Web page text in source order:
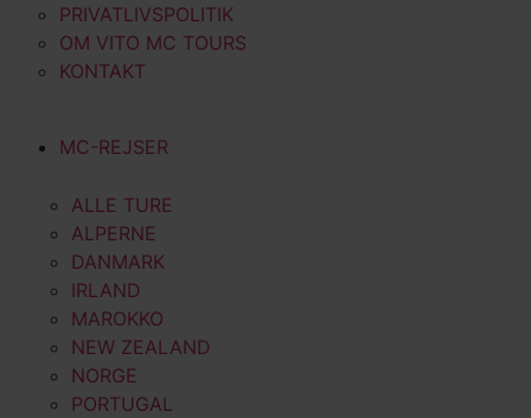
PRIVATLIVSPOLITIK
OM VITO MC TOURS
KONTAKT
MC-REJSER
ALLE TURE
ALPERNE
DANMARK
IRLAND
MAROKKO
NEW ZEALAND
NORGE
PORTUGAL